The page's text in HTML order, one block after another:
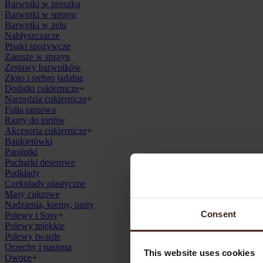
Consent
This website uses cookies
Barwniki w proszku
Barwniki w sprayu
Barwniki w żelu
Nabłyszczacze
Pisaki spożywcze
Zamsze w sprayu
Zestawy barwników
Złoto i srebro jadalne
Dodatki cukiernicze+
Narzędzia cukiernicze+
Folia rantowa
Ranty do tortów
Akcesoria cukiernicze+
Bankietówki
Papilotki
Pucharki deserowe
Podkłady
Czekolady plastyczne
Masy cukrowe
Nadzienia, kremy, pasty
Polewy i Sosy+
Polewy miękkie
Polewy twarde
Orzechy i nasiona
Owoce+